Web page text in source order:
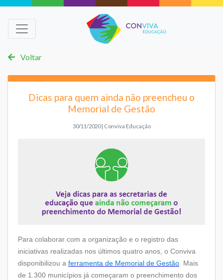
Voltar
Dicas para quem ainda não preencheu o
Memorial de Gestão
30/11/2020 | Conviva Educação
Para colaborar com a organização e o registro das
iniciativas realizadas nos últimos quatro anos, o Conviva
disponibilizou a ferramenta de Memorial de Gestão. Mais
de 1.300 municípios já começaram o preenchimento dos